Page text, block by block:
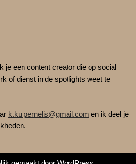
je een content creator die op social
of dienst in de spotlights weet te
k.kuipernelis@gmail.com en ik deel je